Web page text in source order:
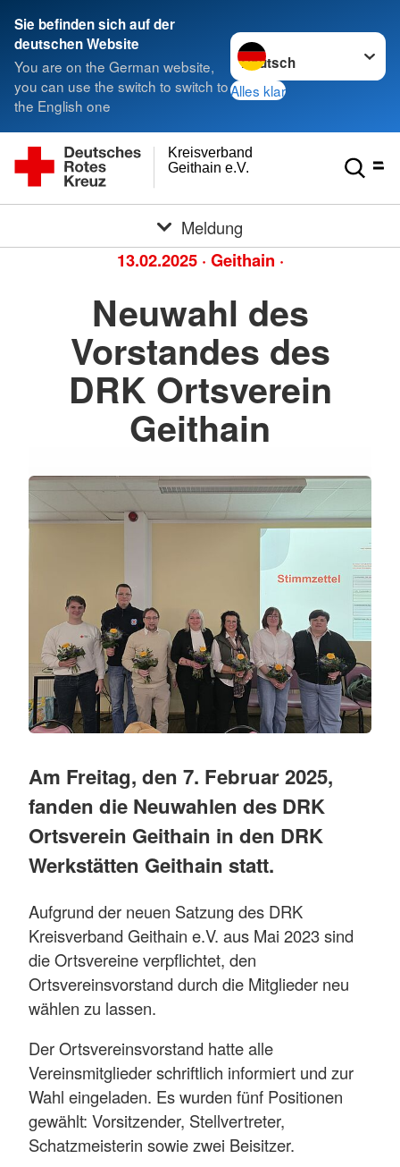
Sie befinden sich auf der
deutschen Website
You are on the German website,
you can use the switch to switch to
the English one
Sprache wechseln zu
Alles klar
Geithain e.V.
Kreisverband
Meldung
13.02.2025 · Geithain ·
Neuwahl des
Vorstandes des
DRK Ortsverein
Geithain
Am Freitag, den 7. Februar 2025,
fanden die Neuwahlen des DRK
Ortsverein Geithain in den DRK
Werkstätten Geithain statt.
Aufgrund der neuen Satzung des DRK
Kreisverband Geithain e.V. aus Mai 2023 sind
die Ortsvereine verpflichtet, den
Ortsvereinsvorstand durch die Mitglieder neu
wählen zu lassen.
Der Ortsvereinsvorstand hatte alle
Vereinsmitglieder schriftlich informiert und zur
Wahl eingeladen. Es wurden fünf Positionen
gewählt: Vorsitzender, Stellvertreter,
Schatzmeisterin sowie zwei Beisitzer.